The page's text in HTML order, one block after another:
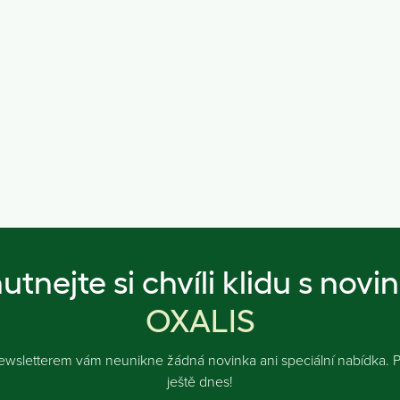
si chvíli klidu s
OXALIS
vám neunikne žádná novinka ani speciální nabídka.
ještě dnes!